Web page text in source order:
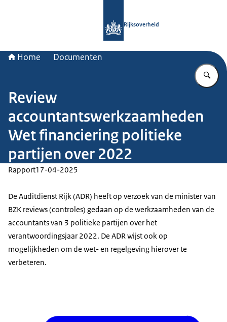
Rijksoverheid
Home Documenten
Review
accountantswerkzaamheden
Wet financiering politieke
partijen over 2022
Rapport17-04-2025
De Auditdienst Rijk (ADR) heeft op verzoek van de minister van
BZK reviews (controles) gedaan op de werkzaamheden van de
accountants van 3 politieke partijen over het
verantwoordingsjaar 2022. De ADR wijst ook op
mogelijkheden om de wet- en regelgeving hierover te
verbeteren.